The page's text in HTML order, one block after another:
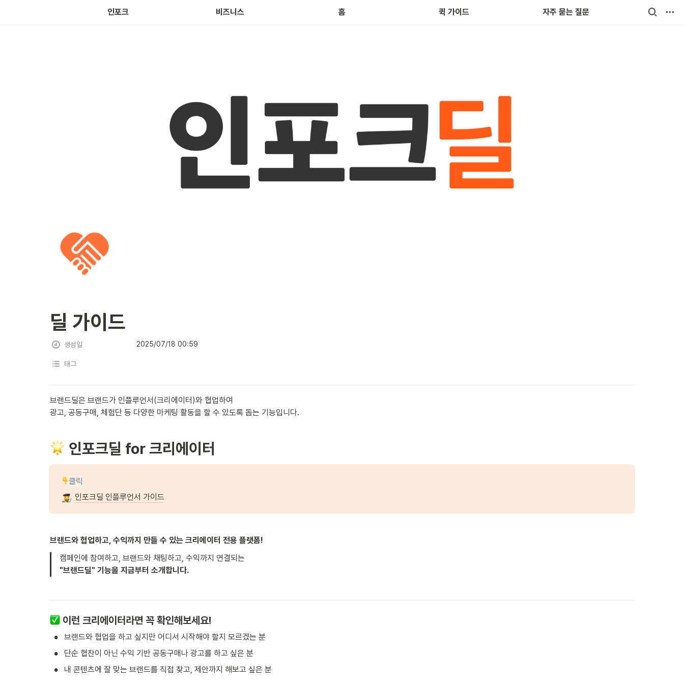
인포크 비즈니스 홈 퀵 가이드 자주 묻는 질문
마켓 브랜드
딜 가이드
생성일 2025/07/18 00:59
태그
브랜드딜은 브랜드가 인플루언서(크리에이터)와 협업하여
광고, 공동구매, 체험단 등 다양한 마케팅 활동을 할 수 있도록 돕는 기능입니다.
인포크딜 for 크리에이터
클릭
인포크딜 인플루언서 가이드
브랜드와 협업하고, 수익까지 만들 수 있는 크리에이터 전용 플랫폼!
"브랜드딜" 기능을 지금부터 소개합니다.
이런 크리에이터라면 꼭 확인해보세요!
• 브랜드와 협업을 하고 싶지만 어디서 시작해야 할지 모르겠는 분
• 단순 협찬이 아닌 수익 기반 공동구매나 광고를 하고 싶은 분
• 내 콘텐츠에 잘 맞는 브랜드를 직접 찾고, 제안까지 해보고 싶은 분